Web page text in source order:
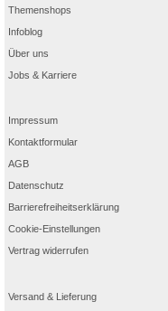
Themenshops
Infoblog
Über uns
Jobs & Karriere
Impressum
Kontaktformular
AGB
Datenschutz
Barrierefreiheitserklärung
Cookie-Einstellungen
Vertrag widerrufen
Versand & Lieferung